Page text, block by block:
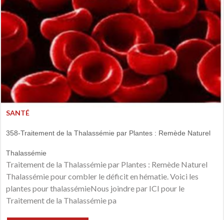
SANTÉ
358-Traitement de la Thalassémie par Plantes : Remède Naturel
Thalassémie
Traitement de la Thalassémie par Plantes : Remède Naturel
Thalassémie pour combler le déficit en hématie. Voici les
plantes pour thalassémieNous joindre par ICI pour le
Traitement de la Thalassémie pa